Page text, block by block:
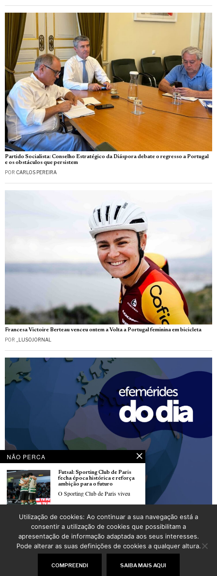
Partido Socialista: Conselho Estratégico da Diáspora debate o regresso a Portugal
e os obstáculos que persistem
POR CARLOS PEREIRA
Francesa Victoire Berteau venceu ontem a Volta a Portugal feminina em bicicleta
POR _LUSOJORNAL
Dia 06 de julho
_LUSOJORNAL
©2026LusoJornal | Todos os direitos reservados
NÃO PERCA
Futsal: Sporting Club de Paris
fecha época histórica e reforça
ambição para o futuro
O Sporting Club de Paris viveu
Francesa Victoire Berteau
venceu ontem a Volta a Portugal
feminina em bicicleta
A ciclista francesa Victoire Berteau
Utilização de cookies: Ao continuar a sua navegação está a
consentir a utilização de cookies que possibilitam a
apresentação de informação adaptada aos seus interesses.
Pode alterar as suas definições de cookies a qualquer altura.
COMPREENDI SAIBA MAIS AQUI